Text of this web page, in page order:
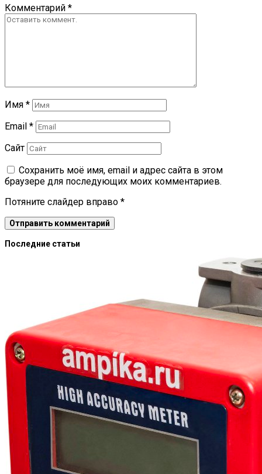
Комментарий *
Имя *
Email *
Сайт
Сохранить моё имя, email и адрес сайта в этом
браузере для последующих моих комментариев.
Потяните слайдер вправо *
Последние статьи